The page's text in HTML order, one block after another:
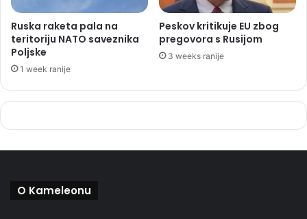
Ruska raketa pala na
teritoriju NATO saveznika
Poljske
1 week ranije
Peskov kritikuje EU zbog
pregovora s Rusijom
3 weeks ranije
O Kameleonu